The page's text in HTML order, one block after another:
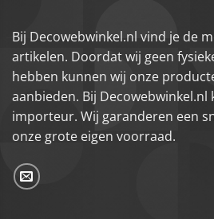
Bij Decowebwinkel.nl vind je de
artikelen. Doordat wij geen
hebben kunnen wij onze
aanbieden. Bij
importeur. Wij garanderen een
onze grote eigen voorraad.